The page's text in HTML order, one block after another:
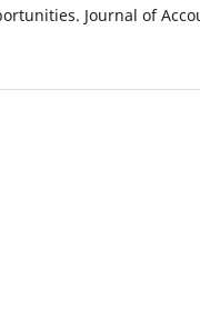
Journal of